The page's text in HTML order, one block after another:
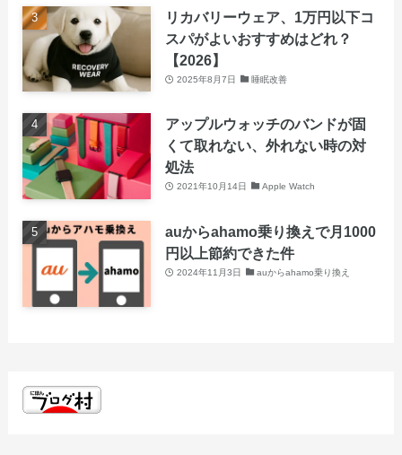
リカバリーウェア、1万円以下コ
スパがよいおすすめはどれ？
【2026】
2025年8月7日 睡眠改善
アップルウォッチのバンドが固
くて取れない、外れない時の対
処法
2021年10月14日 Apple Watch
auからahamo乗り換えで月1000
円以上節約できた件
2024年11月3日 auからahamo乗り換え